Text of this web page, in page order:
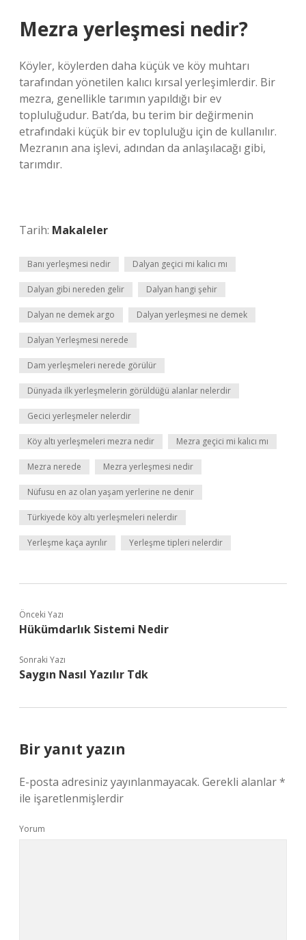
Mezra yerleşmesi nedir?
Köyler, köylerden daha küçük ve köy muhtarı
tarafından yönetilen kalıcı kırsal yerleşimlerdir. Bir
mezra, genellikle tarımın yapıldığı bir ev
topluluğudur. Batı’da, bu terim bir değirmenin
etrafındaki küçük bir ev topluluğu için de kullanılır.
Mezranın ana işlevi, adından da anlaşılacağı gibi,
tarımdır.
Tarih: Makaleler
Banı yerleşmesi nedir Dalyan geçici mi kalıcı mı
Dalyan gibi nereden gelir Dalyan hangi şehir
Dalyan ne demek argo Dalyan yerleşmesi ne demek
Dalyan Yerleşmesi nerede
Dam yerleşmeleri nerede görülür
Dünyada ilk yerleşmelerin görüldüğü alanlar nelerdir
Gecici yerleşmeler nelerdir
Köy altı yerleşmeleri mezra nedir Mezra geçici mi kalıcı mı
Mezra nerede Mezra yerleşmesi nedir
Nüfusu en az olan yaşam yerlerine ne denir
Türkiyede köy altı yerleşmeleri nelerdir
Yerleşme kaça ayrılır Yerleşme tipleri nelerdir
Önceki Yazı
Hükümdarlık Sistemi Nedir
Sonraki Yazı
Saygın Nasıl Yazılır Tdk
Bir yanıt yazın
E-posta adresiniz yayınlanmayacak. Gerekli alanlar*
ile işaretlenmişlerdir
Yorum